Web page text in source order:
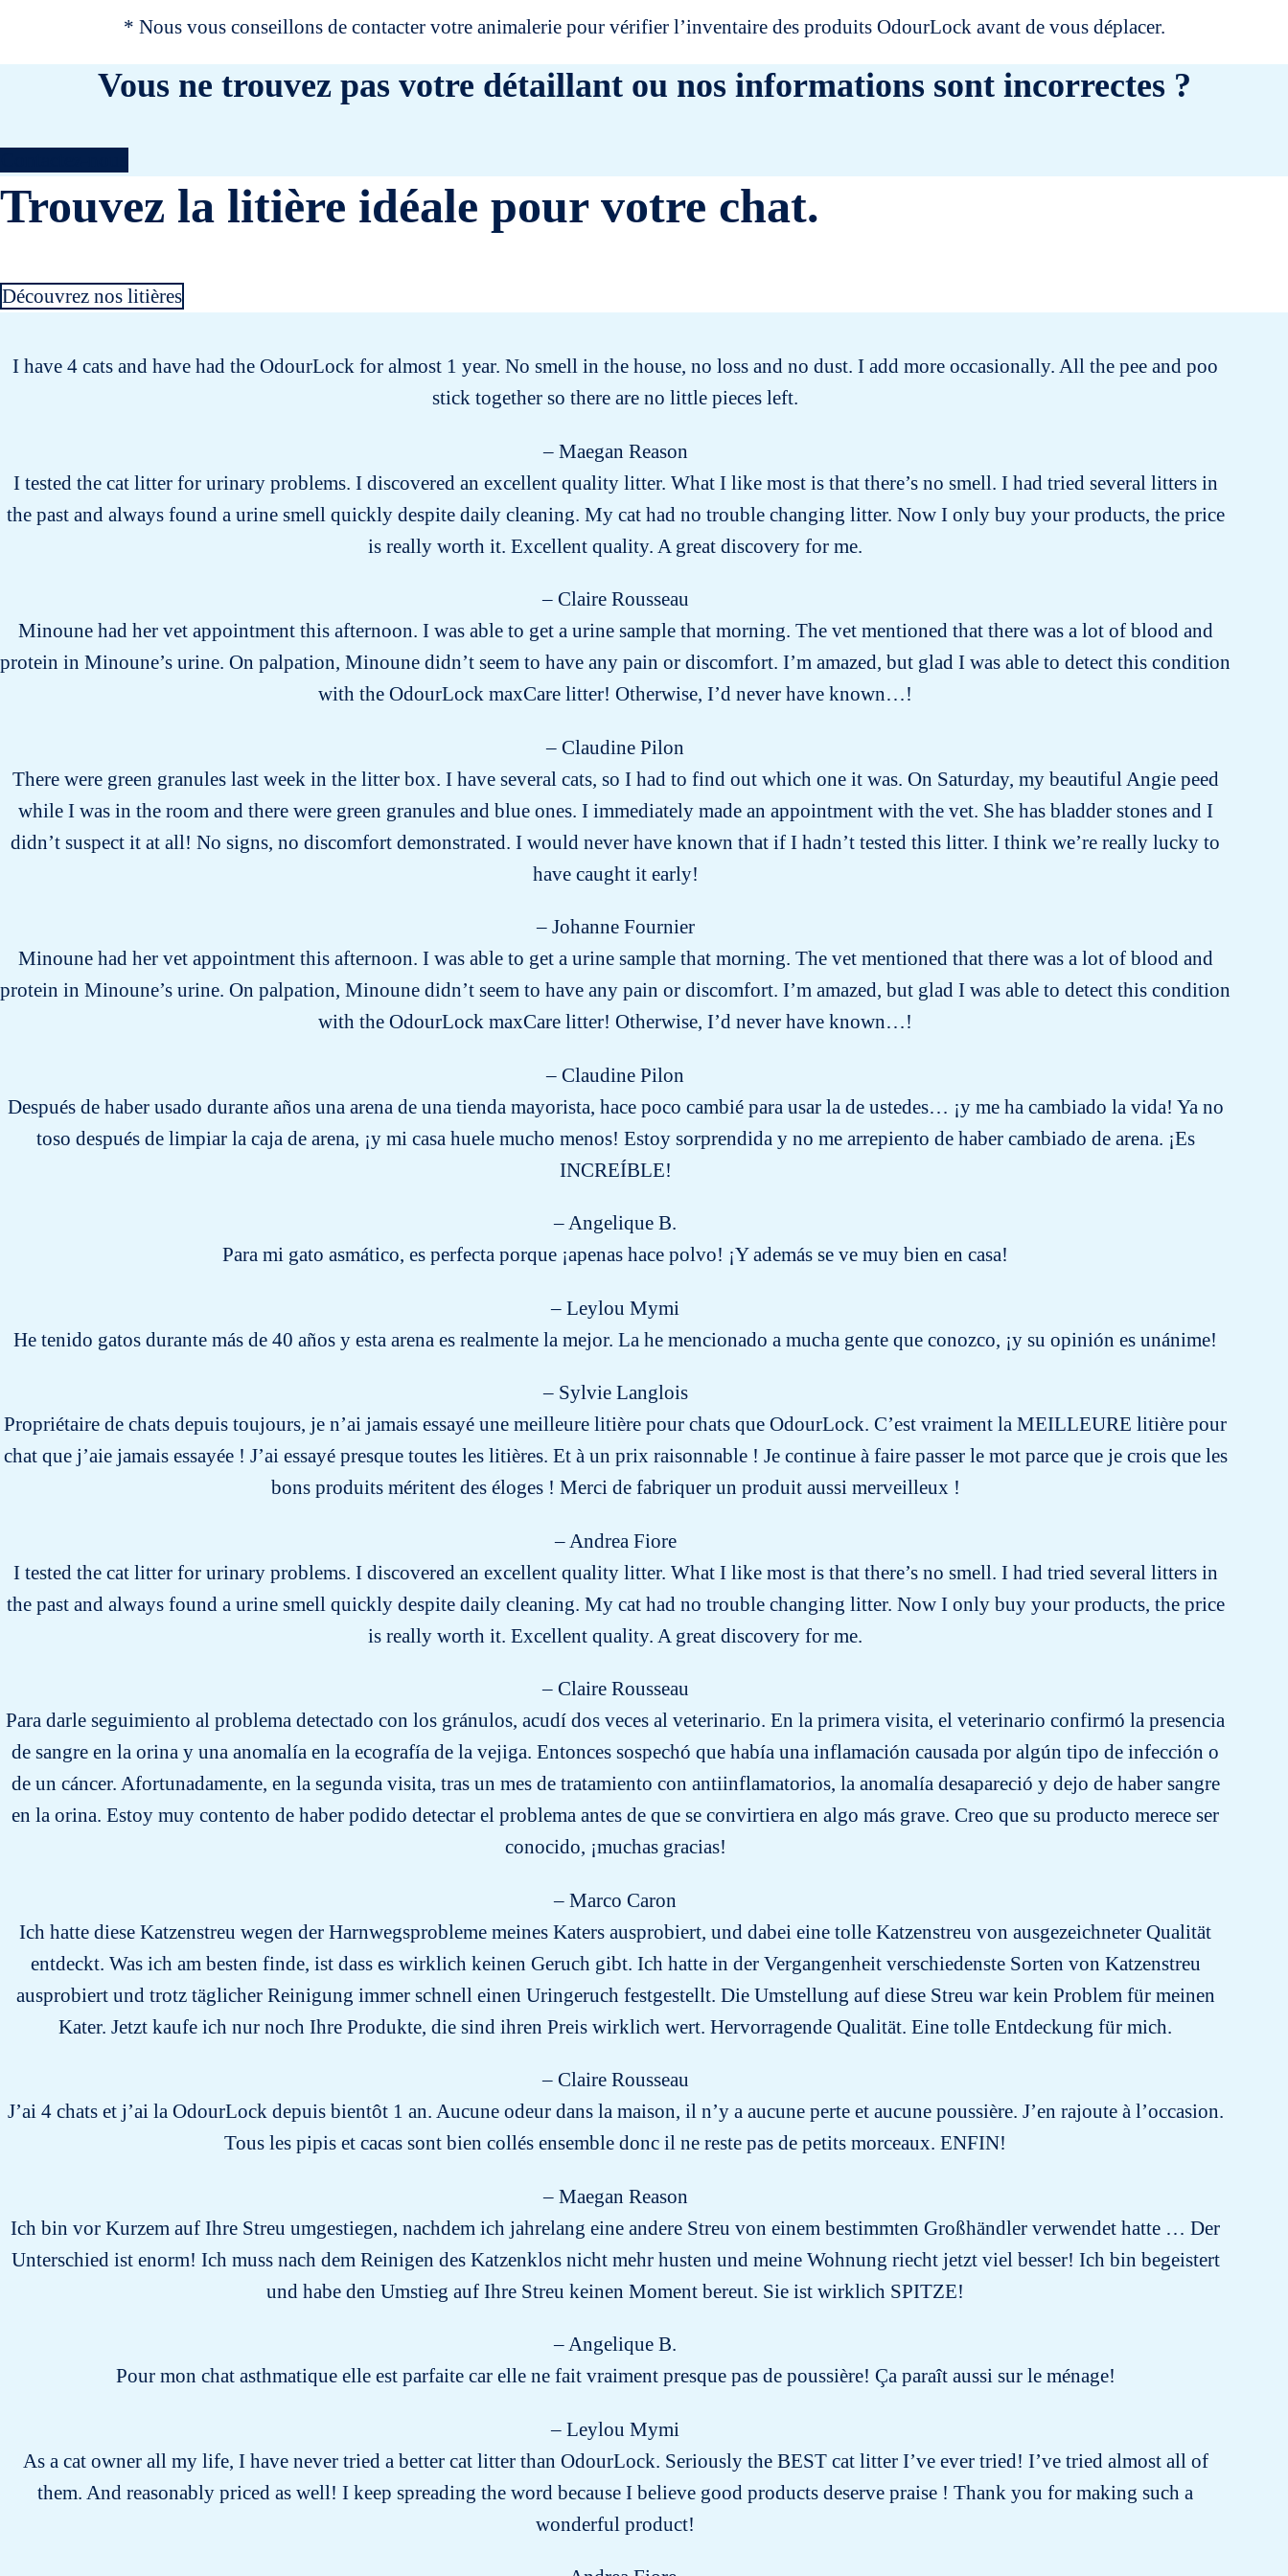
* Nous vous conseillons de contacter votre animalerie pour vérifier l’inventaire des produits OdourLock avant de vous déplacer.
Vous ne trouvez pas votre détaillant ou nos informations sont incorrectes ?
Trouvez la litière idéale pour votre chat.
Découvrez nos litières
I have 4 cats and have had the OdourLock for almost 1 year. No smell in the house, no loss and no dust. I add more occasionally. All the pee and poo
stick together so there are no little pieces left.
– Maegan Reason
I tested the cat litter for urinary problems. I discovered an excellent quality litter. What I like most is that there’s no smell. I had tried several litters in
the past and always found a urine smell quickly despite daily cleaning. My cat had no trouble changing litter. Now I only buy your products, the price
is really worth it. Excellent quality. A great discovery for me.
– Claire Rousseau
Minoune had her vet appointment this afternoon. I was able to get a urine sample that morning. The vet mentioned that there was a lot of blood and
protein in Minoune’s urine. On palpation, Minoune didn’t seem to have any pain or discomfort. I’m amazed, but glad I was able to detect this condition
with the OdourLock maxCare litter! Otherwise, I’d never have known…!
– Claudine Pilon
There were green granules last week in the litter box. I have several cats, so I had to find out which one it was. On Saturday, my beautiful Angie peed
while I was in the room and there were green granules and blue ones. I immediately made an appointment with the vet. She has bladder stones and I
didn’t suspect it at all! No signs, no discomfort demonstrated. I would never have known that if I hadn’t tested this litter. I think we’re really lucky to
have caught it early!
– Johanne Fournier
Minoune had her vet appointment this afternoon. I was able to get a urine sample that morning. The vet mentioned that there was a lot of blood and
protein in Minoune’s urine. On palpation, Minoune didn’t seem to have any pain or discomfort. I’m amazed, but glad I was able to detect this condition
with the OdourLock maxCare litter! Otherwise, I’d never have known…!
– Claudine Pilon
Después de haber usado durante años una arena de una tienda mayorista, hace poco cambié para usar la de ustedes… ¡y me ha cambiado la vida! Ya no
toso después de limpiar la caja de arena, ¡y mi casa huele mucho menos! Estoy sorprendida y no me arrepiento de haber cambiado de arena. ¡Es
INCREÍBLE!
– Angelique B.
Para mi gato asmático, es perfecta porque ¡apenas hace polvo! ¡Y además se ve muy bien en casa!
– Leylou Mymi
He tenido gatos durante más de 40 años y esta arena es realmente la mejor. La he mencionado a mucha gente que conozco, ¡y su opinión es unánime!
– Sylvie Langlois
Propriétaire de chats depuis toujours, je n’ai jamais essayé une meilleure litière pour chats que OdourLock. C’est vraiment la MEILLEURE litière pour
chat que j’aie jamais essayée ! J’ai essayé presque toutes les litières. Et à un prix raisonnable ! Je continue à faire passer le mot parce que je crois que les
bons produits méritent des éloges ! Merci de fabriquer un produit aussi merveilleux !
– Andrea Fiore
I tested the cat litter for urinary problems. I discovered an excellent quality litter. What I like most is that there’s no smell. I had tried several litters in
the past and always found a urine smell quickly despite daily cleaning. My cat had no trouble changing litter. Now I only buy your products, the price
is really worth it. Excellent quality. A great discovery for me.
– Claire Rousseau
Para darle seguimiento al problema detectado con los gránulos, acudí dos veces al veterinario. En la primera visita, el veterinario confirmó la presencia
de sangre en la orina y una anomalía en la ecografía de la vejiga. Entonces sospechó que había una inflamación causada por algún tipo de infección o
de un cáncer. Afortunadamente, en la segunda visita, tras un mes de tratamiento con antiinflamatorios, la anomalía desapareció y dejo de haber sangre
en la orina. Estoy muy contento de haber podido detectar el problema antes de que se convirtiera en algo más grave. Creo que su producto merece ser
conocido, ¡muchas gracias!
– Marco Caron
Ich hatte diese Katzenstreu wegen der Harnwegsprobleme meines Katers ausprobiert, und dabei eine tolle Katzenstreu von ausgezeichneter Qualität
entdeckt. Was ich am besten finde, ist dass es wirklich keinen Geruch gibt. Ich hatte in der Vergangenheit verschiedenste Sorten von Katzenstreu
ausprobiert und trotz täglicher Reinigung immer schnell einen Uringeruch festgestellt. Die Umstellung auf diese Streu war kein Problem für meinen
Kater. Jetzt kaufe ich nur noch Ihre Produkte, die sind ihren Preis wirklich wert. Hervorragende Qualität. Eine tolle Entdeckung für mich.
– Claire Rousseau
J’ai 4 chats et j’ai la OdourLock depuis bientôt 1 an. Aucune odeur dans la maison, il n’y a aucune perte et aucune poussière. J’en rajoute à l’occasion.
Tous les pipis et cacas sont bien collés ensemble donc il ne reste pas de petits morceaux. ENFIN!
– Maegan Reason
Ich bin vor Kurzem auf Ihre Streu umgestiegen, nachdem ich jahrelang eine andere Streu von einem bestimmten Großhändler verwendet hatte … Der
Unterschied ist enorm! Ich muss nach dem Reinigen des Katzenklos nicht mehr husten und meine Wohnung riecht jetzt viel besser! Ich bin begeistert
und habe den Umstieg auf Ihre Streu keinen Moment bereut. Sie ist wirklich SPITZE!
– Angelique B.
Pour mon chat asthmatique elle est parfaite car elle ne fait vraiment presque pas de poussière! Ça paraît aussi sur le ménage!
– Leylou Mymi
As a cat owner all my life, I have never tried a better cat litter than OdourLock. Seriously the BEST cat litter I’ve ever tried! I’ve tried almost all of
them. And reasonably priced as well! I keep spreading the word because I believe good products deserve praise ! Thank you for making such a
wonderful product!